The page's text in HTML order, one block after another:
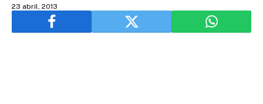
23 abril, 2013